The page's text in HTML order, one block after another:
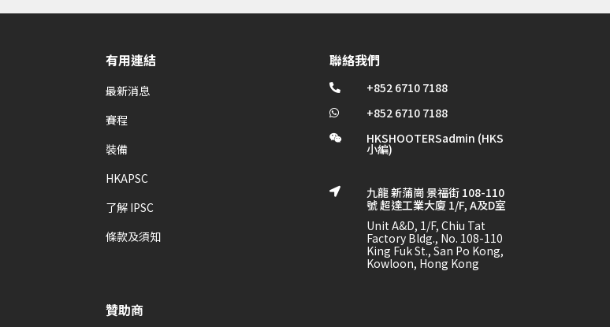
有用連結
最新消息
賽程
裝備
HKAPSC
了解 IPSC
條款及須知
聯絡我們
 +852 6710 7188
 +852 6710 7188
 HKSHOOTERSadmin (HKS
小編)

九龍 新蒲崗 景福街 108-110
號 超達工業大廈 1/F, A及D室
Unit A&D, 1/F, Chiu Tat
Factory Bldg., No. 108-110
King Fuk St., San Po Kong,
Kowloon, Hong Kong
贊助商